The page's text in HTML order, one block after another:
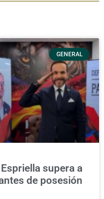
GENERAL
supera a
de posesión